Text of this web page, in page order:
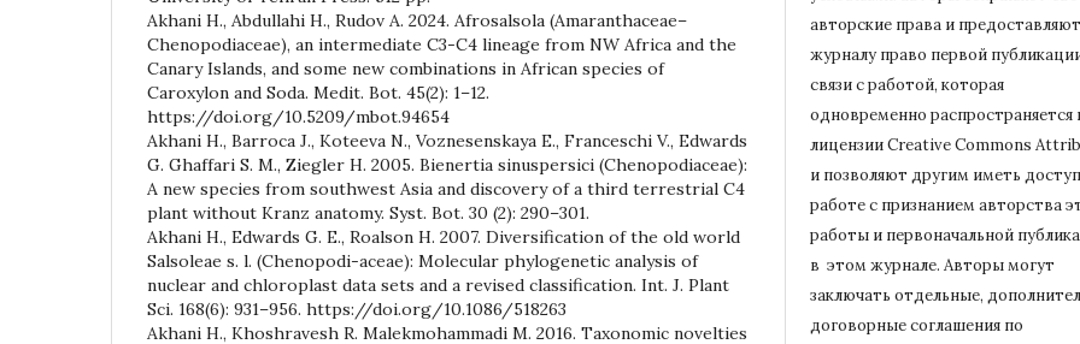
Akhani H., Abdullahi H., Rudov A. 2024. Afrosalsola (Amaranthaceae–
Chenopodiaceae), an intermediate C3-C4 lineage from NW Africa and the
Canary Islands, and some new combinations in African species of
Caroxylon and Soda. Medit. Bot. 45(2): 1–12.
https://doi.org/10.5209/mbot.94654
Akhani H., Barroca J., Koteeva N., Voznesenskaya E., Franceschi V., Edwards
G. Ghaffari S. M., Ziegler H. 2005. Bienertia sinuspersici (Chenopodiaceae):
A new species from southwest Asia and discovery of a third terrestrial C4
plant without Kranz anatomy. Syst. Bot. 30 (2): 290–301.
Akhani H., Edwards G. E., Roalson H. 2007. Diversification of the old world
Salsoleae s. l. (Chenopodi-aceae): Molecular phylogenetic analysis of
nuclear and chloroplast data sets and a revised classification. Int. J. Plant
Sci. 168(6): 931–956. https://doi.org/10.1086/518263
Akhani H., Khoshravesh R. Malekmohammadi M. 2016. Taxonomic novelties
авторские права и предоставляют
журналу право первой
связи с работой, которая
одновременно распространяется
лицензии Creative Commons
и позволяют другим иметь
работе с признанием авторства
работы и первоначальной
в этом журнале. Авторы могут
заключать отдельные,
договорные соглашения по